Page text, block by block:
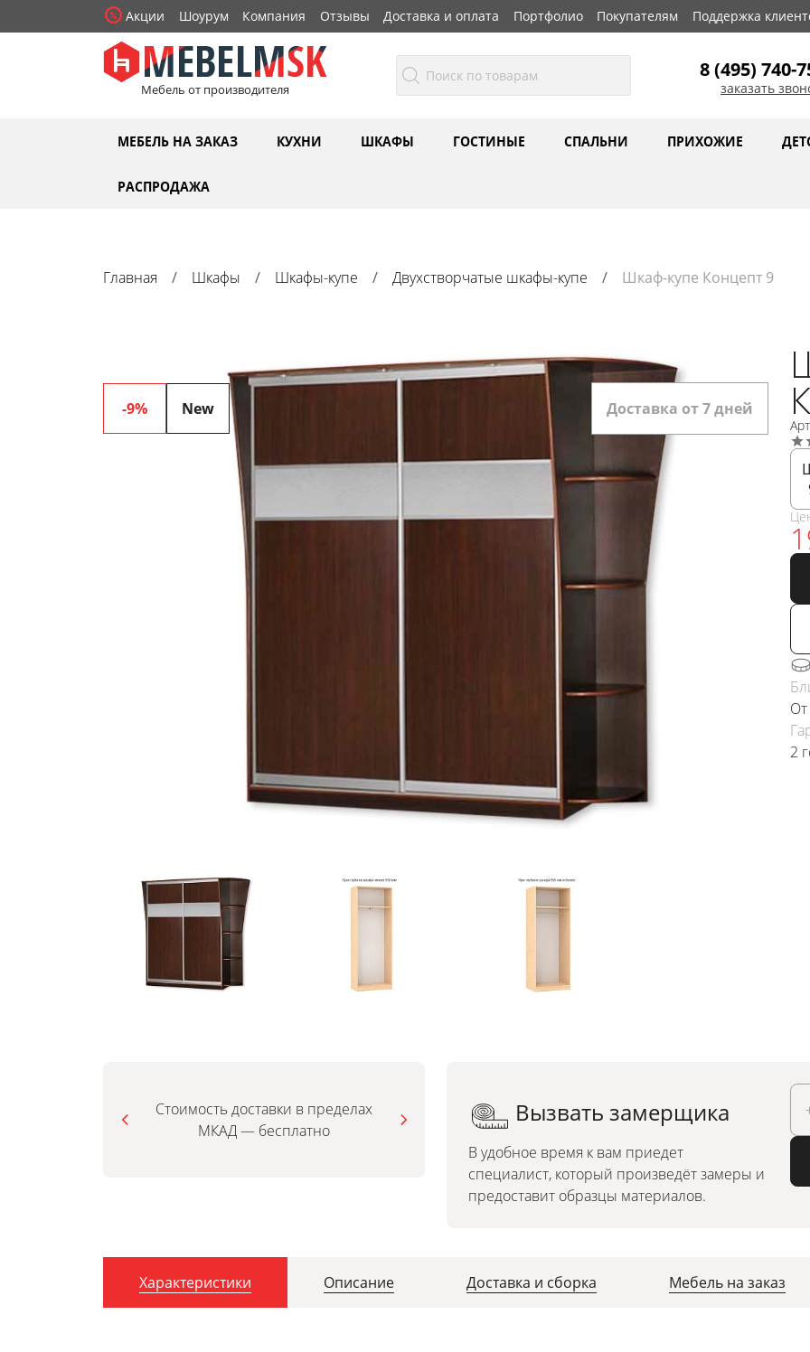
Акции Шоурум Компания Отзывы Доставка и оплата Портфолио Покупателям Поддержка
Мебель от производителя
8 (495) 740-
заказать
МЕБЕЛЬ НА ЗАКАЗ КУХНИ ШКАФЫ ГОСТИНЫЕ СПАЛЬНИ ПРИХОЖИЕ
РАСПРОДАЖА
Главная Шкафы Шкафы-купе Двухстворчатые шкафы-купе Шкаф-купе Концепт 9
-9% New Доставка от 7 дней
2
Стоимость доставки в пределах
МКАД — бесплатно
Можно заказать по
индивидуальным размерам
Вызвать замерщика
В удобное время к вам приедет
специалист, который произведёт замеры и
предоставит образцы материалов.
Характеристики Описание Доставка и сборка Мебель на заказ